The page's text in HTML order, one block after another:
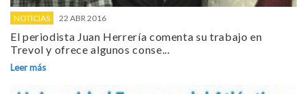
NOTICIAS 22 ABR 2016
El periodista Juan Herrería comenta su trabajo en
Trevol y ofrece algunos conse...
Leer más